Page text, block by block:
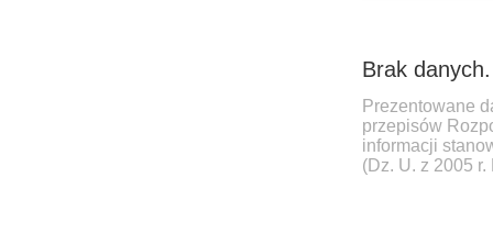
Brak danych.
Prezentowane
przepisów
informacji
(Dz. U. z 2005